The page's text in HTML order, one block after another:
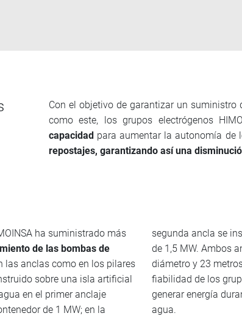
Con el objetivo de garantizar un
como este, los grupos electrógenos
capacidadpara aumentar la autonomía de
repostajes, garantizando así una
ha suministrado más
de las bombas de
las anclas como en los pilares
sobre una isla artificial
en el primer anclaje
de 1 MW; en la
segunda ancla se
de 1,5 MW. Ambos
diámetro y 23
fiabilidad de los
generar energía
agua.